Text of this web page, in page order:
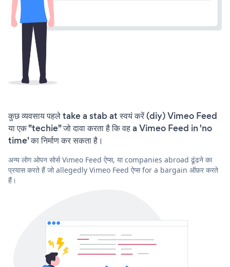
कुछ व्यवसाय पहले take a stab at स्वयं करें (diy) Vimeo Feed
या एक "techie" जो दावा करता है कि वह a Vimeo Feed in 'no
time' का निर्माण कर सकता है।
अन्य लोग ओपन सोर्स Vimeo Feed ऐप्स, या companies abroad ढूंढने का
प्रयास करते हैं जो allegedly Vimeo Feed ऐप्स for a bargain ऑफ़र करते
हैं।